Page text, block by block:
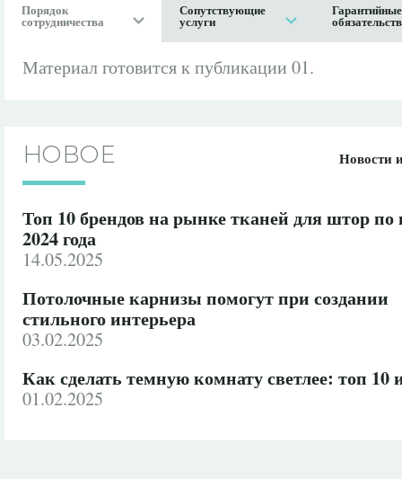
Порядок
сотрудничества
Сопутствующие
услуги
Гарантийные
Материал готовится к публикации 01.
НОВОЕ
Топ 10 брендов на рынке тканей для штор по
2024 года
14.05.2025
Потолочные карнизы помогут при создании
стильного интерьера
03.02.2025
Как сделать темную комнату светлее: топ 10
01.02.2025
Новости